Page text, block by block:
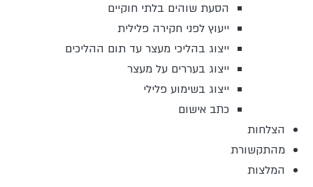
הסעת שוהים בלתי חוקיים
ייעוץ לפני חקירה פלילית
ייצוג בהליכי מעצר עד תום ההליכים
ייצוג בעררים על מעצר
ייצוג בשימוע פלילי
כתב אישום
הצלחות
מהתקשורת
המלצות